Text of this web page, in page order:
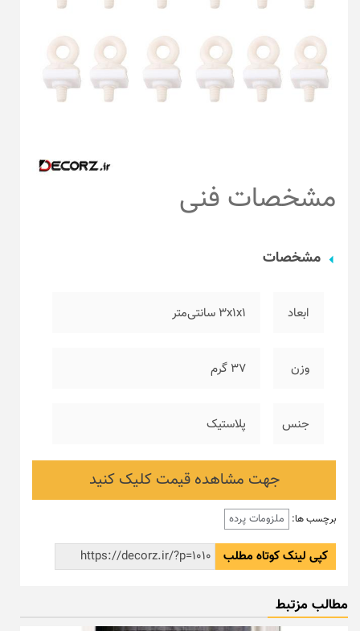
مشخصات فنی
مشخصات
ابعاد ۳x1x1 سانتی‌متر
وزن ۳۷ گرم
جنس پلاستیک
جهت مشاهده قیمت کلیک کنید
برچسب ها: ملزومات پرده
کپی لینک کوتاه مطلب
مطالب مزتبط